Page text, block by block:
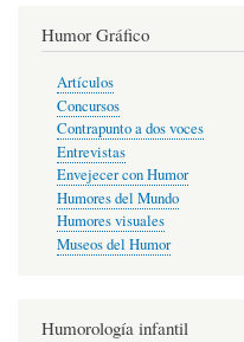
Humor Gráfico
Artículos
Concursos
Contrapunto a dos voces
Entrevistas
Envejecer con Humor
Humores del Mundo
Humores visuales
Museos del Humor
Humorología infantil